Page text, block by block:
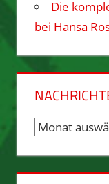
Die
bei Hansa
Nachrichten-